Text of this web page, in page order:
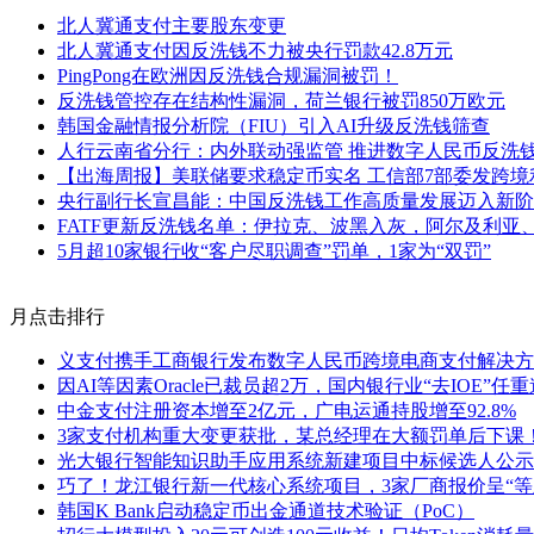
北人冀通支付主要股东变更
北人冀通支付因反洗钱不力被央行罚款42.8万元
PingPong在欧洲因反洗钱合规漏洞被罚！
反洗钱管控存在结构性漏洞，荷兰银行被罚850万欧元
韩国金融情报分析院（FIU）引入AI升级反洗钱筛查
人行云南省分行：内外联动强监管 推进数字人民币反洗
【出海周报】美联储要求稳定币实名 工信部7部委发跨
央行副行长宣昌能：中国反洗钱工作高质量发展迈入新
FATF更新反洗钱名单：伊拉克、波黑入灰，阿尔及利亚
5月超10家银行收“客户尽职调查”罚单，1家为“双罚”
月点击排行
义支付携手工商银行发布数字人民币跨境电商支付解决
因AI等因素Oracle已裁员超2万，国内银行业“去IOE”任重
中金支付注册资本增至2亿元，广电运通持股增至92.8%
3家支付机构重大变更获批，某总经理在大额罚单后下课
光大银行智能知识助手应用系统新建项目中标候选人公示
巧了！龙江银行新一代核心系统项目，3家厂商报价呈“
韩国K Bank启动稳定币出金通道技术验证（PoC）